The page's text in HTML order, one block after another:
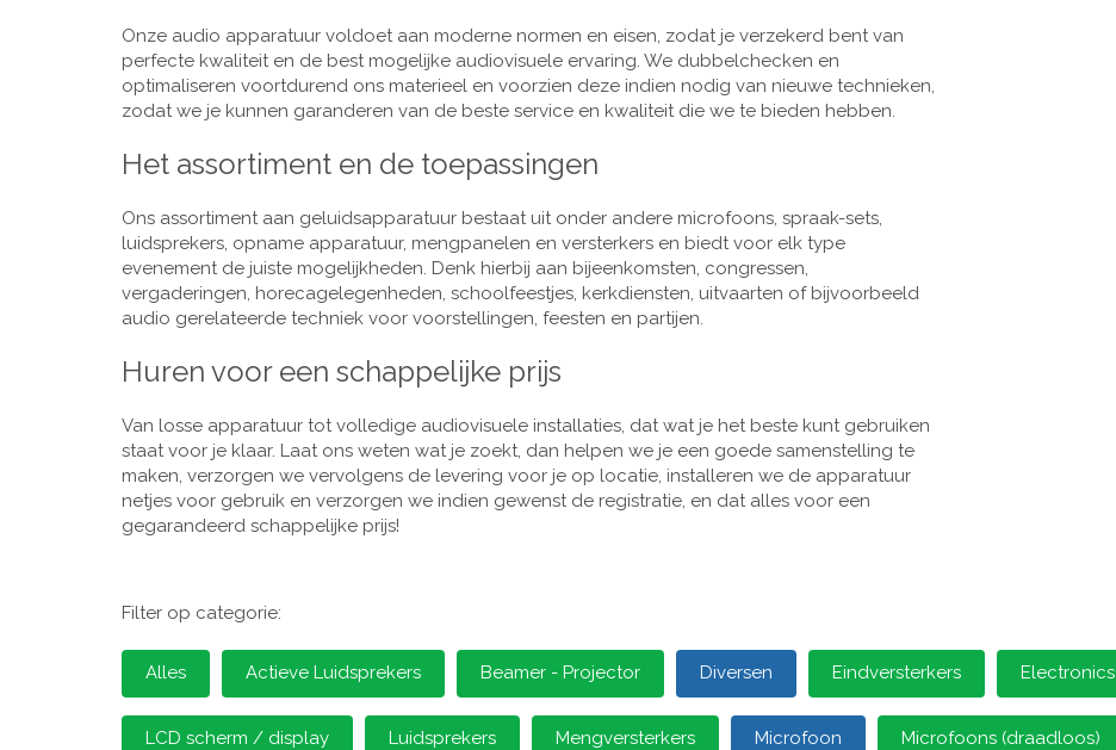
Onze audio apparatuur voldoet aan moderne normen en eisen, zodat je verzekerd bent van
perfecte kwaliteit en de best mogelijke audiovisuele ervaring. We dubbelchecken en
optimaliseren voortdurend ons materieel en voorzien deze indien nodig van nieuwe technieken,
zodat we je kunnen garanderen van de beste service en kwaliteit die we te bieden hebben.
Het assortiment en de toepassingen
Ons assortiment aan geluidsapparatuur bestaat uit onder andere microfoons, spraak-sets,
luidsprekers, opname apparatuur, mengpanelen en versterkers en biedt voor elk type
evenement de juiste mogelijkheden. Denk hierbij aan bijeenkomsten, congressen,
vergaderingen, horecagelegenheden, schoolfeestjes, kerkdiensten, uitvaarten of bijvoorbeeld
audio gerelateerde techniek voor voorstellingen, feesten en partijen.
Huren voor een schappelijke prijs
Van losse apparatuur tot volledige audiovisuele installaties, dat wat je het beste kunt gebruiken
staat voor je klaar. Laat ons weten wat je zoekt, dan helpen we je een goede samenstelling te
maken, verzorgen we vervolgens de levering voor je op locatie, installeren we de apparatuur
netjes voor gebruik en verzorgen we indien gewenst de registratie, en dat alles voor een
gegarandeerd schappelijke prijs!
Filter op categorie:
Alles Actieve Luidsprekers Beamer - Projector Diversen Eindversterkers Electronics
LCD scherm / display Luidsprekers Mengversterkers Microfoon Microfoons (draadloos)